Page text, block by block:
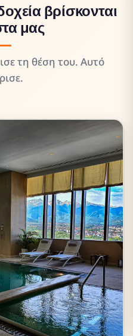
βρίσκονται
μας
τη θέση του. Αυτό